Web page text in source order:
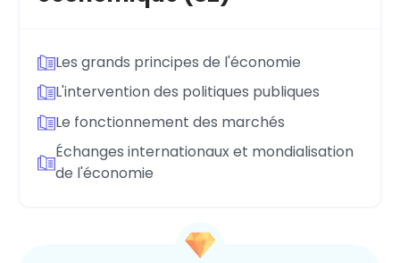
Les grands principes de l'économie
L'intervention des politiques publiques
Le fonctionnement des marchés
Échanges internationaux et mondialisation
de l'économie